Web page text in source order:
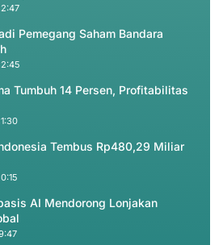
Pemegang Saham Bandara
Tumbuh 14 Persen, Profitabilitas
Tembus Rp480,29 Miliar
AI Mendorong Lonjakan